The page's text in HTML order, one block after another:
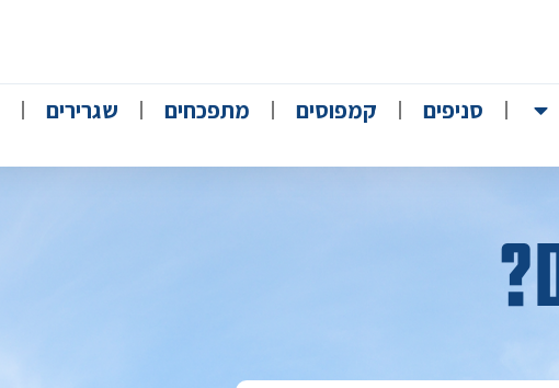
סניפים קמפוסים מתפכחים שגרירים